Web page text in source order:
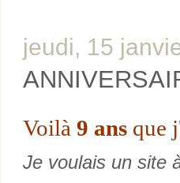
jeudi, 15
Voilà 9 ans que
Je voulais un site